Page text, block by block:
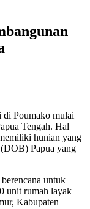
di Poumako mulai
Tengah. Hal
hunian yang
Papua yang
untuk
unit rumah layak
Kabupaten